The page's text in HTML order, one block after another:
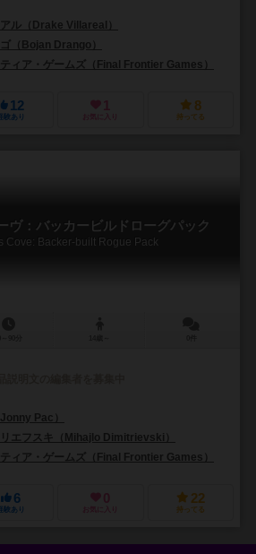
ル（Drake Villareal）
（Bojan Drango）
ィア・ゲームズ（Final Frontier Games）
12
験あり
1
お気に入り
8
持ってる
ヴ：バッカービルドローグパック
Cove: Backer-built Rogue Pack
Pac）
エフスキ（Mihajlo Dimitrievski）
ィア・ゲームズ（Final Frontier Games）
6
験あり
0
お気に入り
22
持ってる